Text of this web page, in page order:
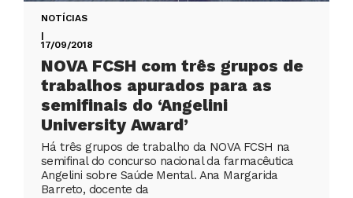
NOTÍCIAS
|
17/09/2018
NOVA FCSH com três grupos de
trabalhos apurados para as
semifinais do ‘Angelini
University Award’
Há três grupos de trabalho da NOVA FCSH na
semifinal do concurso nacional da farmacêutica
Angelini sobre Saúde Mental. Ana Margarida
Barreto, docente da